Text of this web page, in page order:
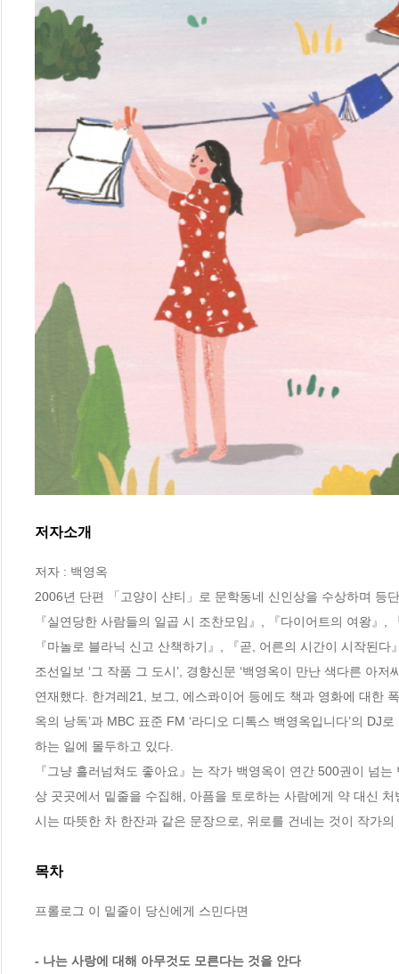
저자소개
저자 : 백영옥
2006년 단편 「고양이 샨티」로 문학동네 신인상을 수상하며 등
『실연당한 사람들의 일곱 시 조찬모임』, 『다이어트의 여왕』
『마놀로 블라닉 신고 산책하기』, 『곧, 어른의 시간이 시작된
조선일보 ‘그 작품 그 도시’, 경향신문 ‘백영옥이 만난 색다른 아저
연재했다. 한겨레21, 보그, 에스콰이어 등에도 책과 영화에 대한
옥의 낭독’과 MBC 표준 FM ‘라디오 디톡스 백영옥입니다’의 DJ
하는 일에 몰두하고 있다.
『그냥 흘러넘쳐도 좋아요』는 작가 백영옥이 연간 500권이 넘
상 곳곳에서 밑줄을 수집해, 아픔을 토로하는 사람에게 약 대신
시는 따뜻한 차 한잔과 같은 문장으로, 위로를 건네는 것이 작가의
목차
프롤로그 이 밑줄이 당신에게 스민다면
- 나는 사랑에 대해 아무것도 모른다는 것을 안다